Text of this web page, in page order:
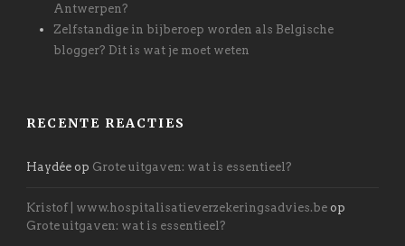
Antwerpen?
Zelfstandige in bijberoep worden als Belgische
blogger? Dit is wat je moet weten
RECENTE REACTIES
Haydée op Grote uitgaven: wat is essentieel?
Kristof | www.hospitalisatieverzekeringsadvies.be op
Grote uitgaven: wat is essentieel?